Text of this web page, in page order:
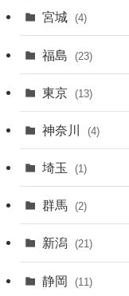
宮城 (4)
福島 (23)
東京 (13)
神奈川 (4)
埼玉 (1)
群馬 (2)
新潟 (21)
静岡 (11)